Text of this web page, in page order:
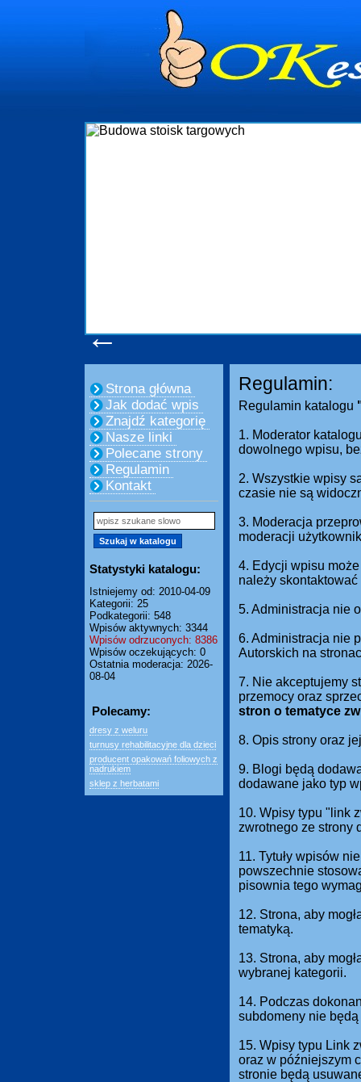
←
Strona główna
Jak dodać wpis
Znajdź kategorię
Nasze linki
Polecane strony
Regulamin
Kontakt
Statystyki katalogu:
Istniejemy od: 2010-04-09
Kategorii: 25
Podkategorii: 548
Wpisów aktywnych: 3344
Wpisów odrzuconych: 8386
Wpisów oczekujących: 0
Ostatnia moderacja: 2026-
08-04
Polecamy:
dresy z weluru
turnusy rehabilitacyjne dla dzieci
producent opakowań foliowych z
nadrukiem
sklep z herbatami
Regulamin:
Regulamin katalogu
1. Moderator
dowolnego wpisu,
2. Wszystkie wpisy
czasie nie są
3. Moderacja
moderacji
4. Edycji wpisu
należy
5. Administracja nie
6. Administracja nie
Autorskich na
7. Nie akceptujemy
przemocy oraz
stron o tematyce
8. Opis strony oraz
9. Blogi będą
dodawane jako typ
10. Wpisy typu "link
zwrotnego ze strony
11. Tytuły wpisów
powszechnie
pisownia tego
12. Strona, aby
tematyką.
13. Strona, aby
wybranej kategorii.
14. Podczas
subdomeny nie
15. Wpisy typu Link
oraz w późniejszym
stronie będą